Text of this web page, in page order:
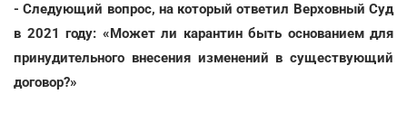
- Следующий вопрос, на который ответил Верховный Суд
в 2021 году: «Может ли карантин быть основанием для
принудительного внесения изменений в существующий
договор?»